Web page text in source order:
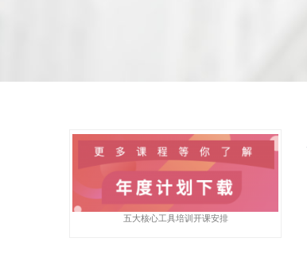
五大核心工具培训开课安排